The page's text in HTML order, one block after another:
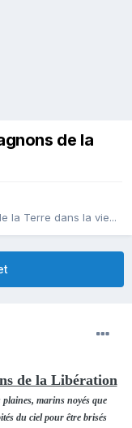
de la
la Terre dans la vie...
de la Libération
plaines, marins noyés que
du ciel pour être brisés